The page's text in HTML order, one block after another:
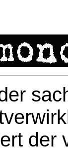
der